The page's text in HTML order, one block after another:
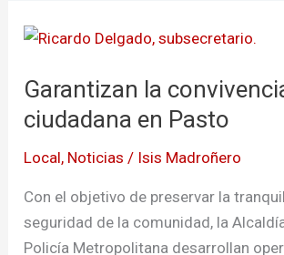
Garantizan la
ciudadana en Pasto
Local, Noticias / Isis Madroñero
Con el objetivo de preservar la
seguridad de la comunidad, la
Policía Metropolitana desarrollan
Garantizan
convivencia
ciudadana
Pasto